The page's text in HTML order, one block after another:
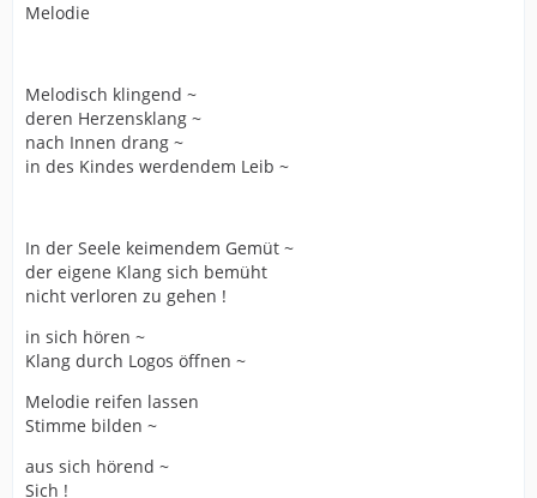
Melodie
Melodisch klingend ~
deren Herzensklang ~
nach Innen drang ~
in des Kindes werdendem Leib ~
In der Seele keimendem Gemüt ~
der eigene Klang sich bemüht
nicht verloren zu gehen !
in sich hören ~
Klang durch Logos öffnen ~
Melodie reifen lassen
Stimme bilden ~
aus sich hörend ~
Sich !